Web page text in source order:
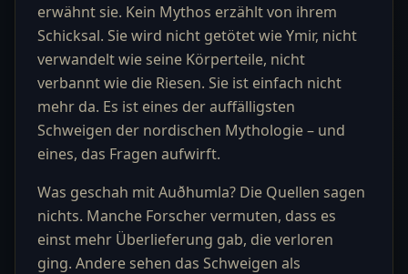
erwähnt sie. Kein Mythos erzählt von ihrem
Schicksal. Sie wird nicht getötet wie Ymir, nicht
verwandelt wie seine Körperteile, nicht
verbannt wie die Riesen. Sie ist einfach nicht
mehr da. Es ist eines der auffälligsten
Schweigen der nordischen Mythologie – und
eines, das Fragen aufwirft.
Was geschah mit Auðhumla? Die Quellen sagen
nichts. Manche Forscher vermuten, dass es
einst mehr Überlieferung gab, die verloren
ging. Andere sehen das Schweigen als